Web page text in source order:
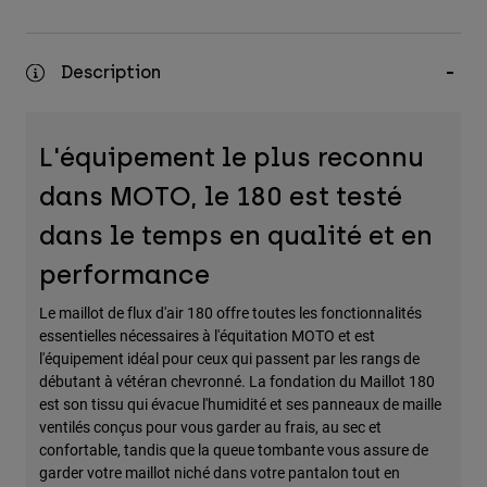
Description
L'équipement le plus reconnu
dans MOTO, le 180 est testé
dans le temps en qualité et en
performance
Le maillot de flux d'air 180 offre toutes les fonctionnalités
essentielles nécessaires à l'équitation MOTO et est
l'équipement idéal pour ceux qui passent par les rangs de
débutant à vétéran chevronné. La fondation du Maillot 180
est son tissu qui évacue l'humidité et ses panneaux de maille
ventilés conçus pour vous garder au frais, au sec et
confortable, tandis que la queue tombante vous assure de
garder votre maillot niché dans votre pantalon tout en